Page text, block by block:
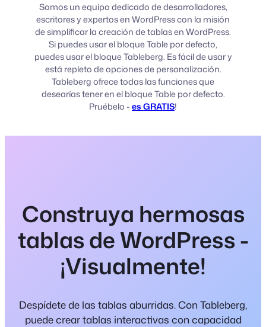
Somos un equipo dedicado de desarrolladores,
escritores y expertos en WordPress con la misión
de simplificar la creación de tablas en WordPress.
Si puedes usar el bloque Table por defecto,
puedes usar el bloque Tableberg. Es fácil de usar y
está repleto de opciones de personalización.
Tableberg ofrece todas las funciones que
desearías tener en el bloque Table por defecto.
Pruébelo -es GRATIS!
Construya hermosas
tablas de WordPress -
¡Visualmente!
Despídete de las tablas aburridas. Con Tableberg,
puede crear tablas interactivas con capacidad